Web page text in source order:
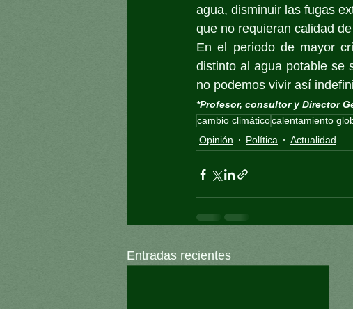
agua, disminuir las fugas
que no requieran calidad
En el periodo de mayor
distinto al agua potable se
no podemos vivir así
*Profesor, consultor y Director
cambio climáticocalentamiento
Opinión
Política Actualidad
Entradas recientes